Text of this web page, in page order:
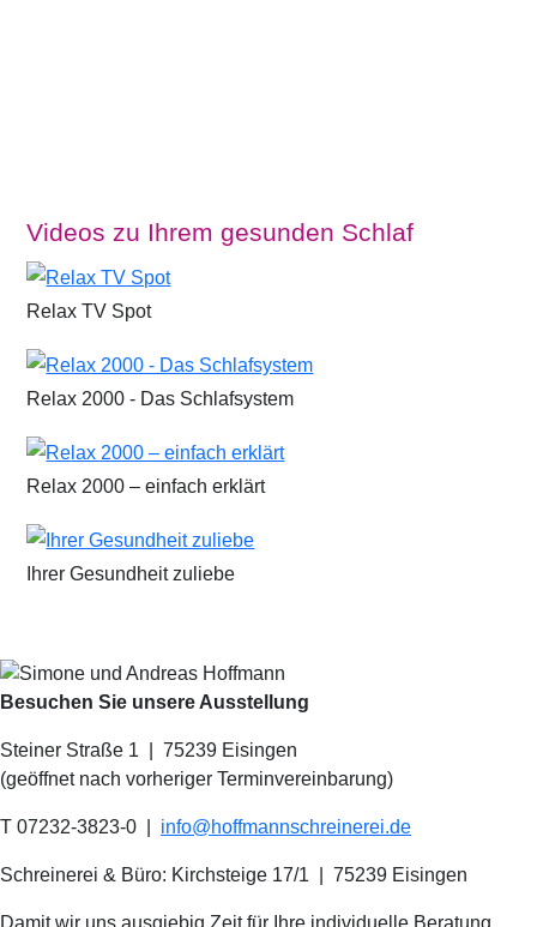
Videos zu Ihrem gesunden Schlaf
Relax TV Spot
Relax 2000 - Das Schlafsystem
Relax 2000 – einfach erklärt
Ihrer Gesundheit zuliebe
Besuchen Sie unsere Ausstellung
Steiner Straße 1 | 75239 Eisingen
(geöffnet nach vorheriger Terminvereinbarung)
T 07232-3823-0 info@hoffmannschreinerei.de
Schreinerei & Büro: Kirchsteige 17/1 75239 Eisingen
Damit wir uns ausgiebig Zeit für Ihre individuelle Beratung